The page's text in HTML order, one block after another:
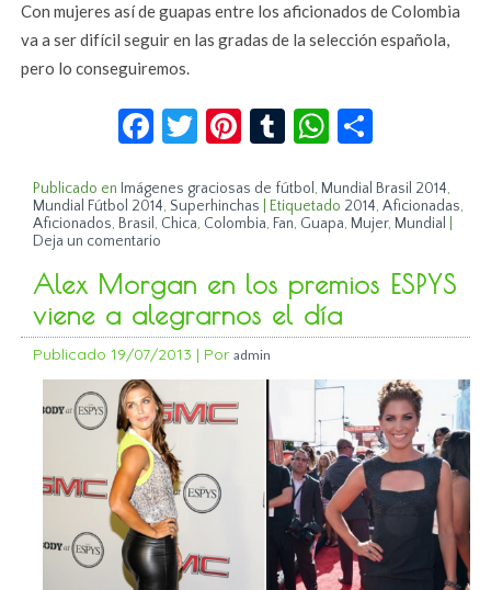
Con mujeres así de guapas entre los aficionados de Colombia
va a ser difícil seguir en las gradas de la selección española,
pero lo conseguiremos.
Facebook
Twitter
Pinterest
TumblrWhatsApp
Publicado en Imágenes graciosas de fútbol, Mundial Brasil 2014,
Mundial Fútbol 2014, Superhinchas Etiquetado 2014,Aficionadas,
Aficionados, Brasil, Chica, Colombia, Fan, Guapa, Mujer, Mundial
Deja un comentario
Alex Morgan en los premios ESPYS
viene a alegrarnos el día
Publicado 19/07/2013 | Por admin